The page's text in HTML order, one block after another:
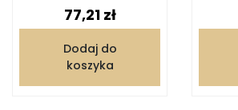
Cena
77,21 zł
Dodaj do
koszyka